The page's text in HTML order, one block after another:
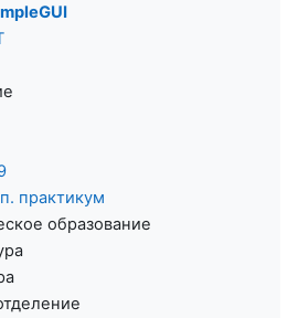
практикум
образование